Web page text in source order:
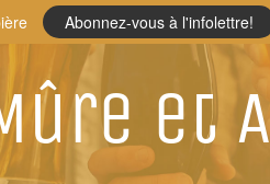
et
Abonnez-vous à l'infolettre!